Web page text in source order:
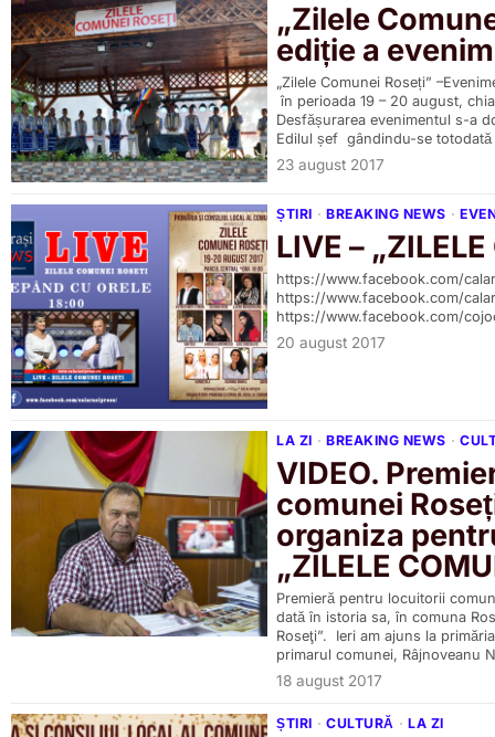
„Zilele
ediție a
„Zilele Comunei Roseți”
în perioada 19 – 20 august,
Desfășurarea evenimentul s-a
Edilul șef gândindu-se
23 august 2017
ȘTIRI · BREAKING NEWS ·
LIVE –
https://www.facebook.com/
https://www.facebook.com/
https://www.facebook.com/
20 august 2017
LA ZI · BREAKING NEWS ·
VIDEO.
comunei
organiza
„ZILELE
Premieră pentru locuitorii
dată în istoria sa, în comuna
Roseţi”. Ieri am ajuns la
primarul comunei, Râjnoveanu
18 august 2017
ȘTIRI · CULTURĂ · LA ZI